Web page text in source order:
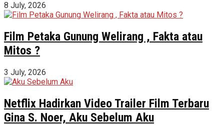
8 July, 2026
Film Petaka Gunung Welirang , Fakta atau
Mitos ?
3 July, 2026
Netflix Hadirkan Video Trailer Film Terbaru
Gina S. Noer, Aku Sebelum Aku